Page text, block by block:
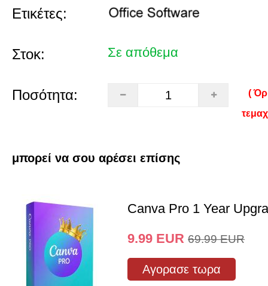
Ετικέτες:
Στοκ: Σε απόθεμα
Ποσότητα:
(
μπορεί να σου αρέσει επίσης
Canva Pro 1 Year
9.99 EUR 69.99 EUR
Αγορασε τωρα